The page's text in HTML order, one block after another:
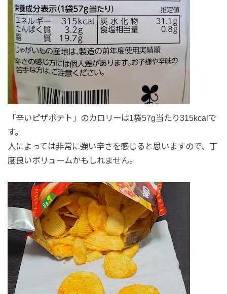
「辛いピザポテト」のカロリーは1袋57g当たり315kcalで
す。
人によっては非常に強い辛さを感じると思いますので、丁
度良いボリュームかもしれません。